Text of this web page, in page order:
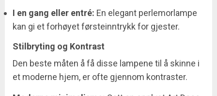
I en gang eller entré: En elegant perlemorlampe
kan gi et forhøyet førsteinntrykk for gjester.
Stilbryting og Kontrast
Den beste måten å få disse lampene til å skinne i
et moderne hjem, er ofte gjennom kontraster.